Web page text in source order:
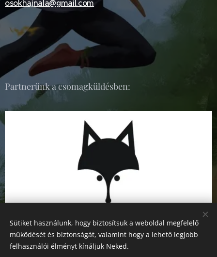
osokhajnala@gmail.com
Partnerünk a csomagküldésben:
Sütiket használunk, hogy biztosítsuk a weboldal megfelelő
működését és biztonságát, valamint hogy a lehető legjobb
felhasználói élményt kínáljuk Neked.